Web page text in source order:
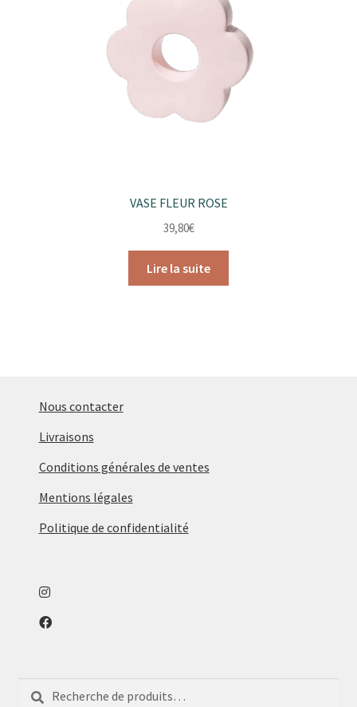
VASE FLEUR ROSE
39,80€
Lire la suite
Nous contacter
Livraisons
Conditions générales de ventes
Mentions légales
Politique de confidentialité
Recherche
Recherche